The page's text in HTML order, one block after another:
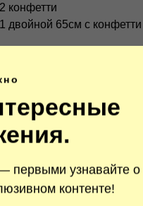
первыми узнавайте о
контенте!
2 конфетти
1 двойной 65см с